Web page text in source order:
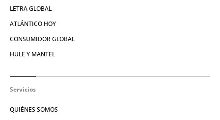
LETRA GLOBAL
ATLÁNTICO HOY
CONSUMIDOR GLOBAL
HULE Y MANTEL
Servicios
QUIÉNES SOMOS